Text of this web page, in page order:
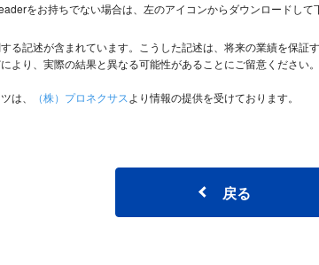
をお持ちでない場合は、左のアイコンからダウンロードして
る記述が含まれています。こうした記述は、将来の業績を保証
より、実際の結果と異なる可能性があることにご留意ください。
は、 （株）プロネクサス より情報の提供を受けております。
戻る